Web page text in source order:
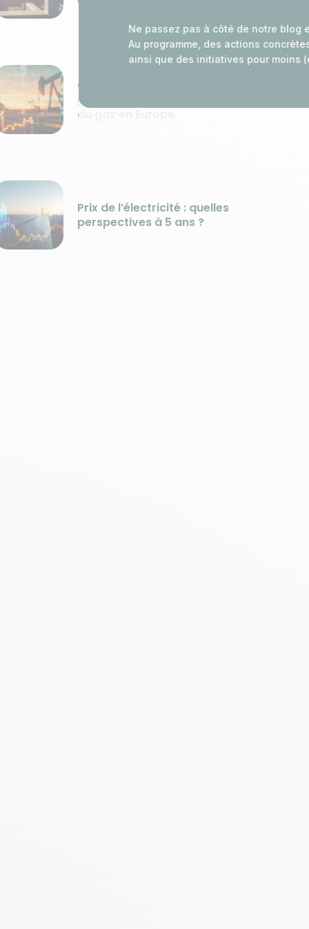
Ne passez pas à côté de notre blog
Au programme, des actions
ainsi que des initiatives pour moins
Guerre en Iran : une crise
géopolitique qui impacte le marché
du gaz en Europe
Prix de l’électricité : quelles
perspectives à 5 ans ?